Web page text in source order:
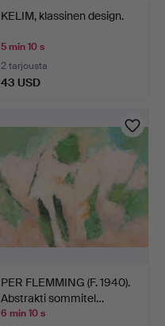
KELIM, klassinen design.
5 min 10 s
2 tarjousta
43 USD
PER FLEMMING (F. 1940).
Abstrakti sommitel…
6 min 10 s